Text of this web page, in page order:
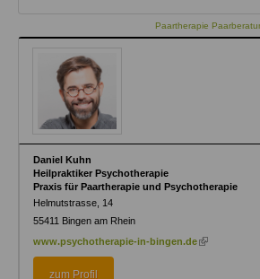
Paartherapie
Daniel Kuhn
Heilpraktiker Psychotherapie
Praxis für Paartherapie und Psychotherapie
Helmutstrasse, 14
55411 Bingen am Rhein
www.psychotherapie-in-bingen.de (link
zum Profil